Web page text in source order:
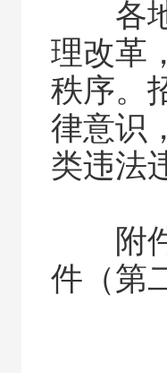
各地
理改革
秩序。
律意识
类违法
附件
件（第